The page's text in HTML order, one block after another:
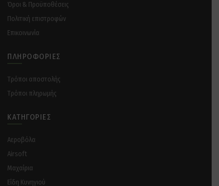
Όροι & Προϋποθέσεις
Πολιτική επιστροφών
Επικοινωνία
ΠΛΗΡΟΦΟΡΊΕΣ
Tρόποι αποστολής
Tρόποι πληρωμής
ΚΑΤΗΓΟΡΊΕΣ
Αεροβόλα
Airsoft
Μαχαίρια
Είδη Κυνηγιού